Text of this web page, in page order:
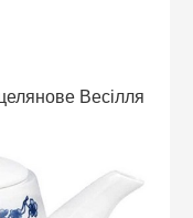
Весілля